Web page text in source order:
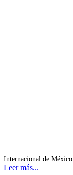
Internacional de México.
Leer más...